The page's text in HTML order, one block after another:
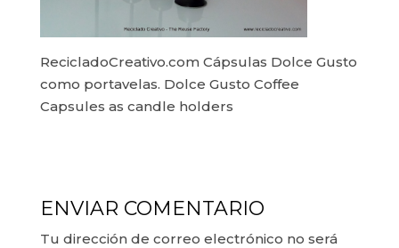
RecicladoCreativo.com Cápsulas Dolce Gusto
como portavelas. Dolce Gusto Coffee
Capsules as candle holders
ENVIAR COMENTARIO
Tu dirección de correo electrónico no será